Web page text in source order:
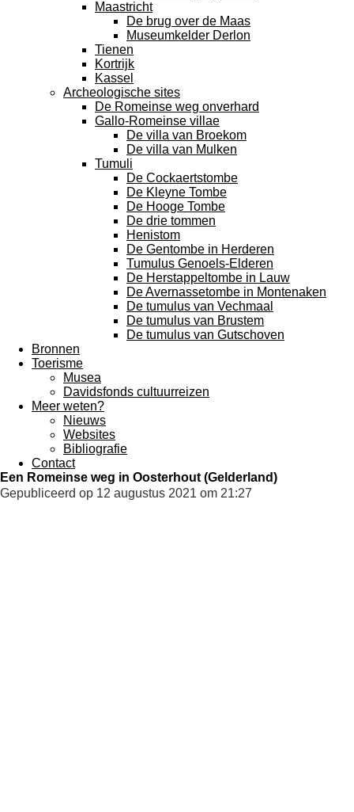
Maastricht
De brug over de Maas
Museumkelder Derlon
Tienen
Kortrijk
Kassel
Archeologische sites
De Romeinse weg onverhard
Gallo-Romeinse villae
De villa van Broekom
De villa van Mulken
Tumuli
De Cockaertstombe
De Kleyne Tombe
De Hooge Tombe
De drie tommen
Henistom
De Gentombe in Herderen
Tumulus Genoels-Elderen
De Herstappeltombe in Lauw
De Avernassetombe in Montenaken
De tumulus van Vechmaal
De tumulus van Brustem
De tumulus van Gutschoven
Bronnen
Toerisme
Musea
Davidsfonds cultuurreizen
Meer weten?
Nieuws
Websites
Bibliografie
Contact
Een Romeinse weg in Oosterhout (Gelderland)
Gepubliceerd op 12 augustus 2021 om 21:27